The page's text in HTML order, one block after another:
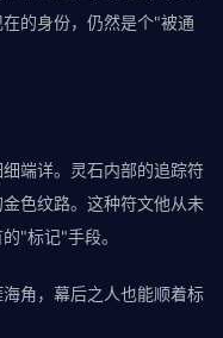
的身份，仍然是个"被通
端详。灵石内部的追踪符
色纹路。这种符文他从未
"标记"手段。
角，幕后之人也能顺着标